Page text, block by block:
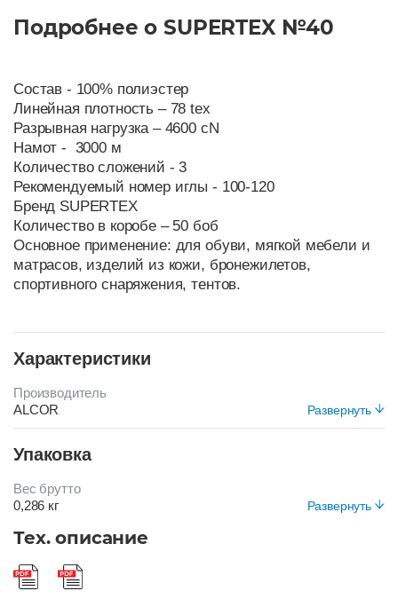
Подробнее о SUPERTEX №40
Состав - 100% полиэстер
Линейная плотность – 78 tex
Разрывная нагрузка – 4600 cN
Намот - 3000 м
Количество сложений - 3
Рекомендуемый номер иглы - 100-120
Бренд SUPERTEX
Количество в коробе – 50 боб
Основное применение: для обуви, мягкой мебели и
матрасов, изделий из кожи, бронежилетов,
спортивного снаряжения, тентов.
Характеристики
Развернуть
Производитель
ALCOR
БЕЖЕВЫЙ
Упаковка
Развернуть
Вес брутто
0,286 кг
Вид упаковки
Короб
Тех. описание